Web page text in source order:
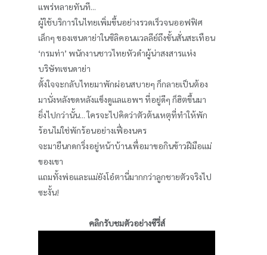
แพร่หลายทันที...
ผู้ใช้บริการในไทยเพิ่มขึ้นอย่างรวดเร็วจนออฟฟิศ
เล็กๆ ของเซนดาย่าในซิลิคอนแวลลีย์ถึงขั้นสั่นสะเทือน
‘กรมท่า’ พนักงานชาวไทยหัวดำผู้น่าสงสารแห่ง
บริษัทเซนดาย่า
ตั้งใจจะกลับไทยมาพักผ่อนสบายๆ ก็กลายเป็นต้อง
มานั่งหลังขดหลังแข็งดูแลแอพฯ ที่อยู่ดีๆ ก็ฮิตขึ้นมา
ยิ่งไปกว่านั้น... ใครจะไปคิดว่าตัวต้นเหตุที่ทำให้พัก
ร้อนไม่ใช่พักร้อนอย่างเฟื่องนคร
จะมายืนกดกริ่งอยู่หน้าบ้านเพื่อมาขอกินข้าวฝีมือแม่
ของเขา
แถมทั้งพ่อและแม่ยังโอ๋ตานี่มากกว่าลูกชายตัวจริงไป
ซะงั้น!
คลิกรับชมตัวอย่างซีรี่ส์